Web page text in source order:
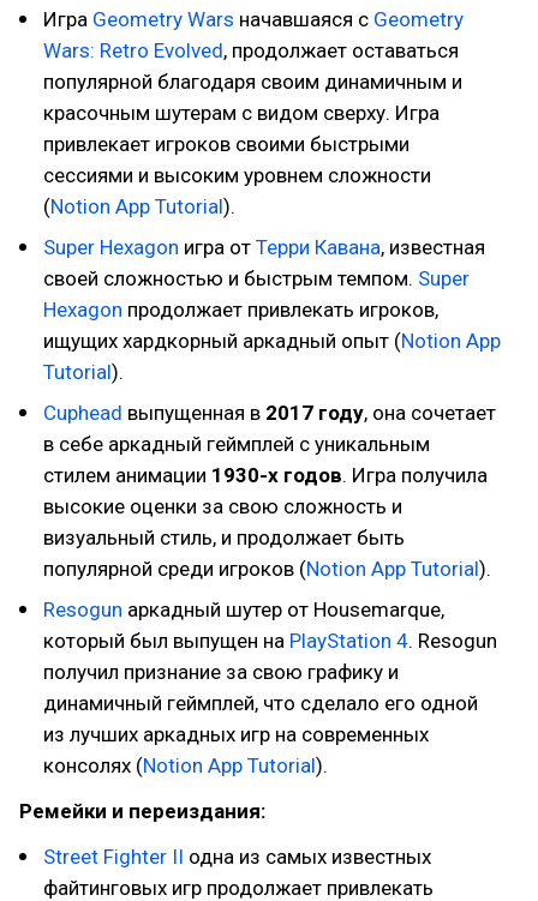
Игра Geometry Wars начавшаяся с Geometry
Wars: Retro Evolved, продолжает оставаться
популярной благодаря своим динамичным и
красочным шутерам с видом сверху. Игра
привлекает игроков своими быстрыми
сессиями и высоким уровнем сложности
(Notion App Tutorial).
Super Hexagon игра от Терри Кавана, известная
своей сложностью и быстрым темпом. Super
Hexagon продолжает привлекать игроков,
ищущих хардкорный аркадный опыт (Notion App
Tutorial).
Cuphead выпущенная в 2017 году, она сочетает
в себе аркадный геймплей с уникальным
стилем анимации 1930-х годов. Игра получила
высокие оценки за свою сложность и
визуальный стиль, и продолжает быть
популярной среди игроков (Notion App Tutorial).
Resogun аркадный шутер от Housemarque,
который был выпущен на PlayStation 4. Resogun
получил признание за свою графику и
динамичный геймплей, что сделало его одной
из лучших аркадных игр на современных
консолях (Notion App Tutorial).
Ремейки и переиздания:
Street Fighter II одна из самых известных
файтинговых игр продолжает привлекать